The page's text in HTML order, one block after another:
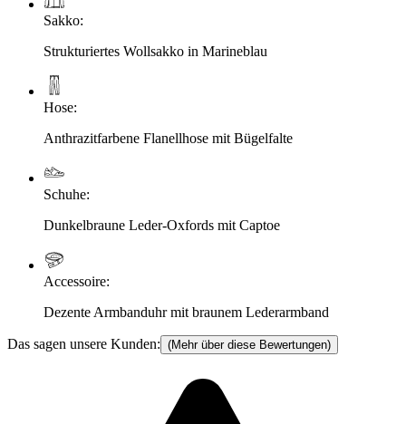
Sakko:
Strukturiertes Wollsakko in Marineblau
Hose:
Anthrazitfarbene Flanellhose mit Bügelfalte
Schuhe:
Dunkelbraune Leder-Oxfords mit Captoe
Accessoire:
Dezente Armbanduhr mit braunem Lederarmband
Das sagen unsere Kunden: (Mehr über diese Bewertungen)